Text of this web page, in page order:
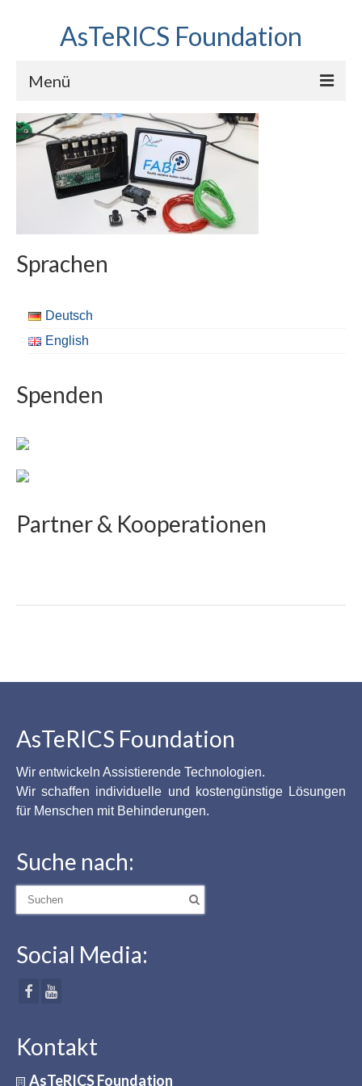
AsTeRICS Foundation
Menü
Projekte
Workshops
Über uns
Sprachen
Deutsch
English
Spenden
Partner & Kooperationen
AsTeRICS Foundation
Wir entwickeln Assistierende Technologien.
Wir schaffen individuelle und kostengünstige Lösungen
für Menschen mit Behinderungen.
Suche nach:
Suche
Social Media:
Kontakt
AsTeRICS Foundation